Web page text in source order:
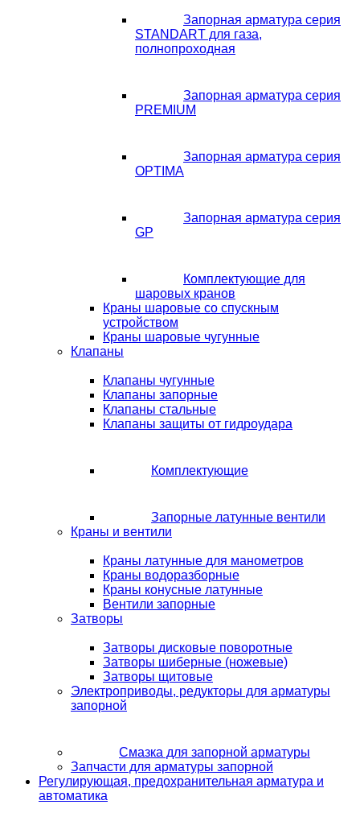
Запорная арматура серия
STANDART для газа,
полнопроходная
Запорная арматура серия
PREMIUM
Запорная арматура серия
OPTIMA
Запорная арматура серия
GP
Комплектующие для
шаровых кранов
Краны шаровые со спускным
устройством
Краны шаровые чугунные
Клапаны
Клапаны чугунные
Клапаны запорные
Клапаны стальные
Клапаны защиты от гидроудара
Комплектующие
Запорные латунные вентили
Краны и вентили
Краны латунные для манометров
Краны водоразборные
Краны конусные латунные
Вентили запорные
Затворы
Затворы дисковые поворотные
Затворы шиберные (ножевые)
Затворы щитовые
Электроприводы, редукторы для арматуры
запорной
Смазка для запорной арматуры
Запчасти для арматуры запорной
Регулирующая, предохранительная арматура и
автоматика